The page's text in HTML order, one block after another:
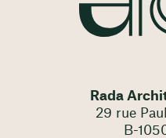
Rada
29 rue
B-